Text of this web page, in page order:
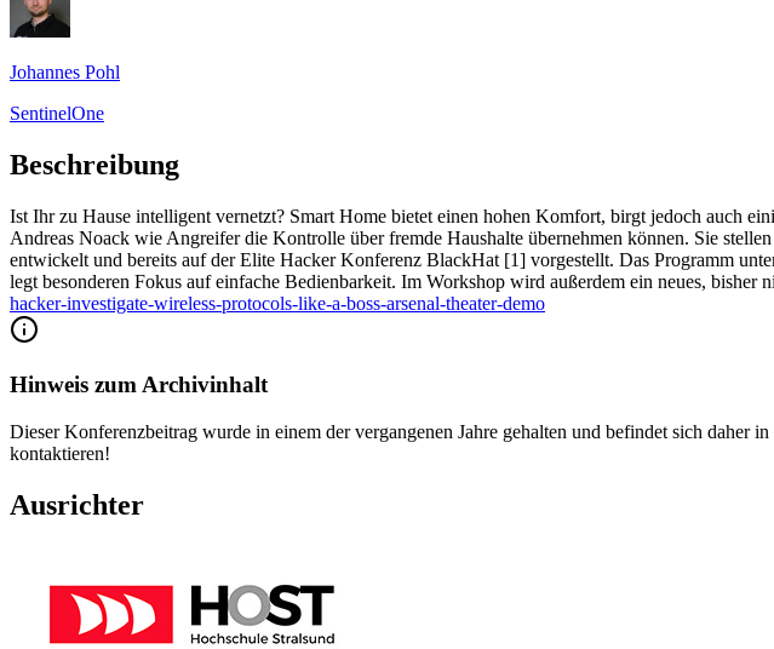
Johannes Pohl
SentinelOne
Beschreibung
Ist Ihr zu Hause intelligent vernetzt? Smart Home bietet einen hohen Komfort, birgt jedoch auch
Andreas Noack wie Angreifer die Kontrolle über fremde Haushalte übernehmen können. Sie
entwickelt und bereits auf der Elite Hacker Konferenz BlackHat [1] vorgestellt. Das Programm
legt besonderen Fokus auf einfache Bedienbarkeit. Im Workshop wird außerdem ein neues, bisher
hacker-investigate-wireless-protocols-like-a-boss-arsenal-theater-demo
Hinweis zum Archivinhalt
Dieser Konferenzbeitrag wurde in einem der vergangenen Jahre gehalten und befindet sich daher
kontaktieren!
Ausrichter